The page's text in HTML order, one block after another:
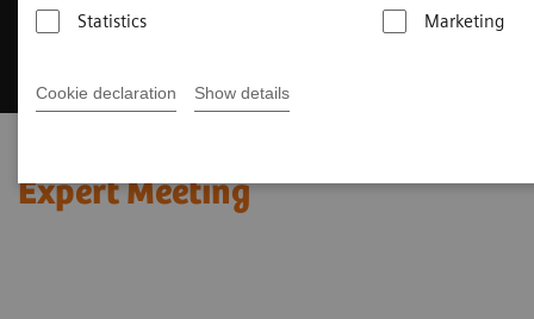
Statistics
Marketing
Cookie declaration Show details
Expert Meeting